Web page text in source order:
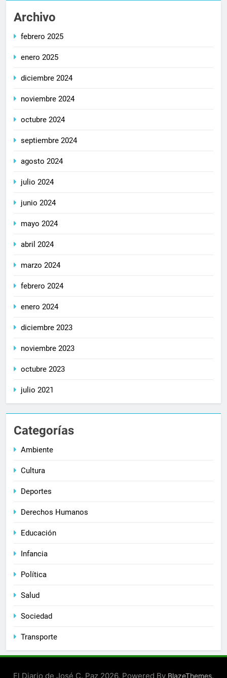
Archivo
febrero 2025
enero 2025
diciembre 2024
noviembre 2024
octubre 2024
septiembre 2024
agosto 2024
julio 2024
junio 2024
mayo 2024
abril 2024
marzo 2024
febrero 2024
enero 2024
diciembre 2023
noviembre 2023
octubre 2023
julio 2021
Categorías
Ambiente
Cultura
Deportes
Derechos Humanos
Educación
Infancia
Política
Salud
Sociedad
Transporte
El Diario de José C. Paz 2026. Powered By BlazeThemes.